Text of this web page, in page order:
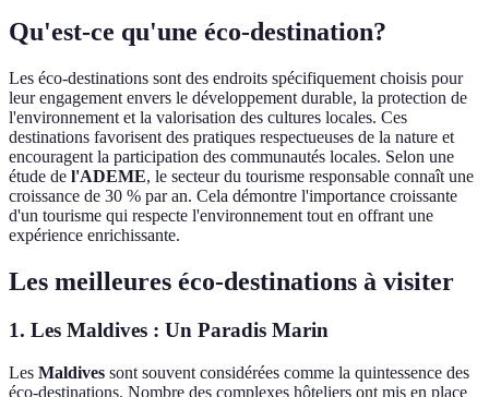
Qu'est-ce qu'une éco-destination?
Les éco-destinations sont des endroits spécifiquement choisis pour
leur engagement envers le développement durable, la protection de
l'environnement et la valorisation des cultures locales. Ces
destinations favorisent des pratiques respectueuses de la nature et
encouragent la participation des communautés locales. Selon une
étude de l'ADEME, le secteur du tourisme responsable connaît une
croissance de 30 % par an. Cela démontre l'importance croissante
d'un tourisme qui respecte l'environnement tout en offrant une
expérience enrichissante.
Les meilleures éco-destinations à visiter
1. Les Maldives : Un Paradis Marin
Les Maldives sont souvent considérées comme la quintessence des
éco-destinations. Nombre des complexes hôteliers ont mis en place